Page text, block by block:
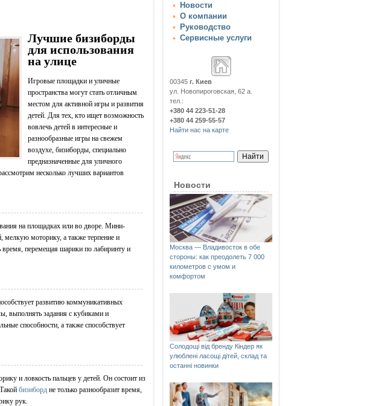
Новости
О компании
Руководство
Сервисные услуги
00345 г. Киев
ул. Новопироговская, 62 а.
тел.:
+380 44 223-51-28
+380 44 259-55-57
Найти нас на карте
Новости
Москва — Владивосток в обе
стороны: как преодолеть 7 000
километров с умом и
комфортом
Солодощі від бренду Кіндер як
улюблені ласощі дітей, склад та
останні новинки
Лучшие бизиборды
для использования
на улице
Игровые площадки и уличные
пространства могут стать отличным
местом для активной игры и развития
детей. Для тех, кто ищет возможность
вовлечь детей в интересные и
разнообразные игры на свежем
воздухе, бизиборды, специально
предназначенные для уличного
несколько лучших вариантов
на площадках или во дворе. Мини-
мелкую моторику, а также терпение и
время, перемещая шарики по лабиринту и
развитию коммуникативных
выполнять задания с кубиками и
способности, а также способствует
и ловкость пальцев у детей. Он состоит из
бизиборд не только разнообразит время,
рук.